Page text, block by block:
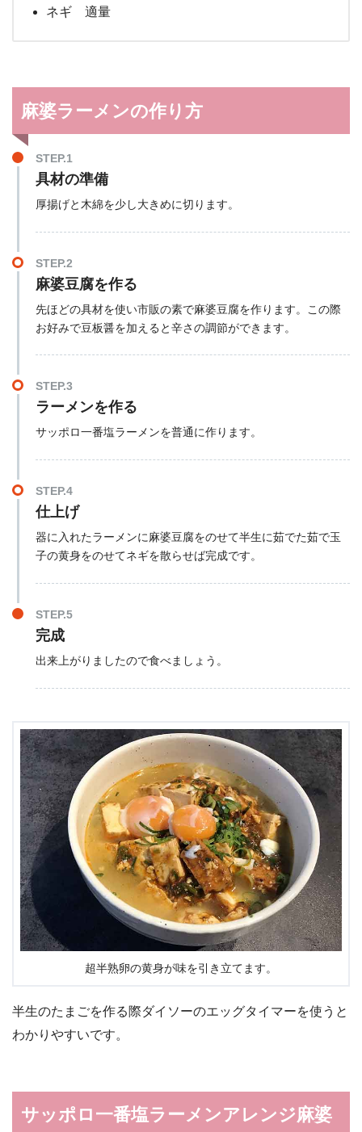
ネギ 適量
麻婆ラーメンの作り方
STEP.1
具材の準備
厚揚げと木綿を少し大きめに切ります。
STEP.2
麻婆豆腐を作る
先ほどの具材を使い市販の素で麻婆豆腐を作ります。この際
お好みで豆板醤を加えると辛さの調節ができます。
STEP.3
ラーメンを作る
サッポロ一番塩ラーメンを普通に作ります。
STEP.4
仕上げ
器に入れたラーメンに麻婆豆腐をのせて半生に茹でた茹で玉
子の黄身をのせてネギを散らせば完成です。
STEP.5
完成
出来上がりましたので食べましょう。
超半熟卵の黄身が味を引き立てます。
半生のたまごを作る際ダイソーのエッグタイマーを使うと
わかりやすいです。
サッポロ一番塩ラーメンアレンジ麻婆